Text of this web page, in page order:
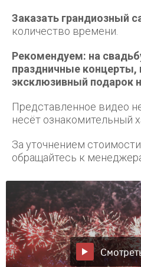
Заказать грандиозный
количество времени.
Рекомендуем: на
праздничные концерты,
эксклюзивный подарок
Представленное видео
несёт ознакомительный
За уточнением
обращайтесь к